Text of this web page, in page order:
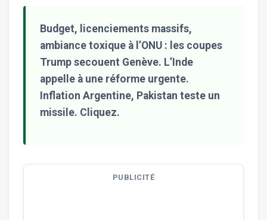
Budget, licenciements massifs,
ambiance toxique à l’ONU : les coupes
Trump secouent Genève. L’Inde
appelle à une réforme urgente.
Inflation Argentine, Pakistan teste un
missile. Cliquez.
PUBLICITÉ